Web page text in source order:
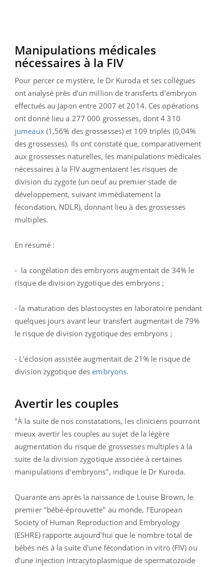
Manipulations médicales
nécessaires à la FIV
Pour percer ce mystère, le Dr Kuroda et ses collègues
ont analysé près d'un million de transferts d’embryon
effectués au Japon entre 2007 et 2014. Ces opérations
ont donné lieu a 277 000 grossesses, dont 4 310
jumeaux(1,56% des grossesses) et 109 triplés (0,04%
des grossesses). Ils ont constaté que, comparativement
aux grossesses naturelles, les manipulations médicales
nécessaires à la FIV augmentaient les risques de
division du zygote (un oeuf au premier stade de
développement, suivant immédiatement la
fécondation, NDLR), donnant lieu à des grossesses
multiples.
En résumé :
- la congélation des embryons augmentait de 34% le
risque de division zygotique des embryons ;
- la maturation des blastocystes en laboratoire pendant
quelques jours avant leur transfert augmentait de 79%
le risque de division zygotique des embryons ;
- L'éclosion assistée augmentait de 21% le risque de
division zygotique desembryons.
Avertir les couples
"À la suite de nos constatations, les cliniciens pourront
mieux avertir les couples au sujet de la légère
augmentation du risque de grossesses multiples à la
suite de la division zygotique associée à certaines
manipulations d'embryons", indique le Dr Kuroda.
Quarante ans après la naissance de Louise Brown, le
premier "bébé-éprouvette" au monde, l’European
Society of Human Reproduction and Embryology
(ESHRE) rapporte aujourd'hui que le nombre total de
bébés nés à la suite d'une fécondation in vitro (FIV) ou
d’une injection intracytoplasmique de spermatozoïde